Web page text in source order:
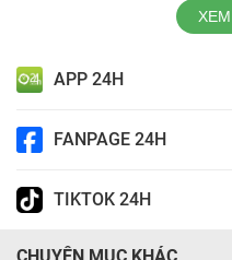
APP 24H
FANPAGE 24H
TIKTOK 24H